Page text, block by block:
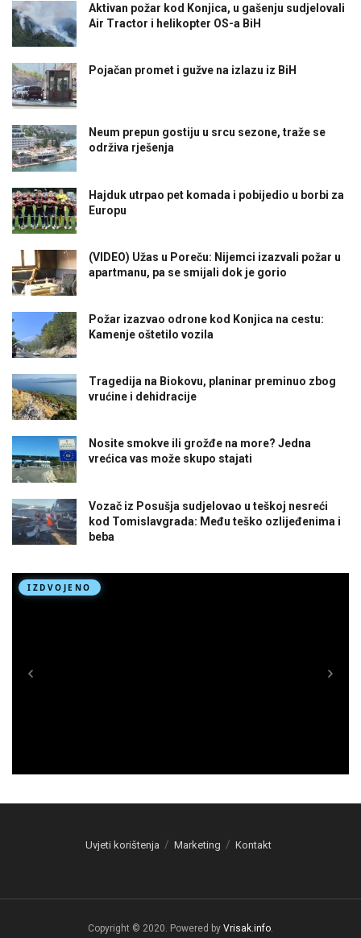
Aktivan požar kod Konjica, u gašenju sudjelovali
Air Tractor i helikopter OS-a BiH
Pojačan promet i gužve na izlazu iz BiH
Neum prepun gostiju u srcu sezone, traže se
održiva rješenja
Hajduk utrpao pet komada i pobijedio u borbi za
Europu
(VIDEO) Užas u Poreču: Nijemci izazvali požar u
apartmanu, pa se smijali dok je gorio
Požar izazvao odrone kod Konjica na cestu:
Kamenje oštetilo vozila
Tragedija na Biokovu, planinar preminuo zbog
vrućine i dehidracije
Nosite smokve ili grožđe na more? Jedna
vrećica vas može skupo stajati
Vozač iz Posušja sudjelovao u teškoj nesreći
kod Tomislavgrada: Među teško ozlijeđenima i
beba
Uvjeti korištenja Marketing Kontakt
Copyright © 2020. Powered by Vrisak.info